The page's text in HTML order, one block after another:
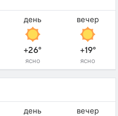
день
+26°
ясно
вечер
+19°
ясно
день вечер